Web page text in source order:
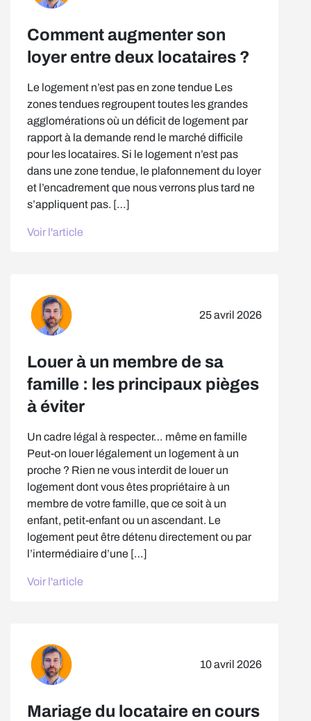
Comment augmenter son
loyer entre deux locataires ?
Le logement n’est pas en zone tendue Les
zones tendues regroupent toutes les grandes
agglomérations où un déficit de logement par
rapport à la demande rend le marché difficile
pour les locataires. Si le logement n’est pas
dans une zone tendue, le plafonnement du loyer
et l’encadrement que nous verrons plus tard ne
s’appliquent pas. […]
Voir l'article
25 avril 2026
Louer à un membre de sa
famille : les principaux pièges
à éviter
Un cadre légal à respecter… même en famille
Peut-on louer légalement un logement à un
proche ? Rien ne vous interdit de louer un
logement dont vous êtes propriétaire à un
membre de votre famille, que ce soit à un
enfant, petit-enfant ou un ascendant. Le
logement peut être détenu directement ou par
l’intermédiaire d’une […]
Voir l'article
10 avril 2026
Mariage du locataire en cours